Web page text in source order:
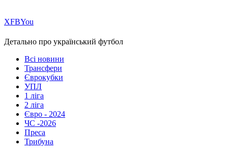
ХFBYou
Детально про український футбол
Всі новини
Трансфери
Єврокубки
УПЛ
1 ліга
2 ліга
Євро - 2024
ЧС -2026
Преса
Трибуна